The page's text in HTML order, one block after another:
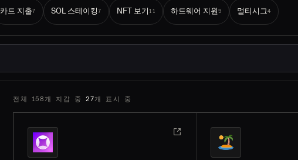
카드 지출7 SOL 스테이킹7 NFT 보기11 하드웨어 지원9 멀티시그4
전체 158개 지갑 중27개 표시 중